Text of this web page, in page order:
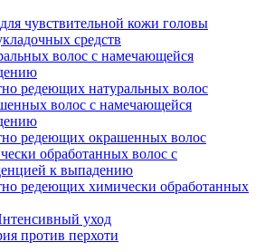
чувствительной кожи головы
средств
волос с намечающейся
редеющих натуральных волос
волос с намечающейся
редеющих окрашенных волос
обработанных волос с
к выпадению
редеющих химически обработанных
уход
против перхоти